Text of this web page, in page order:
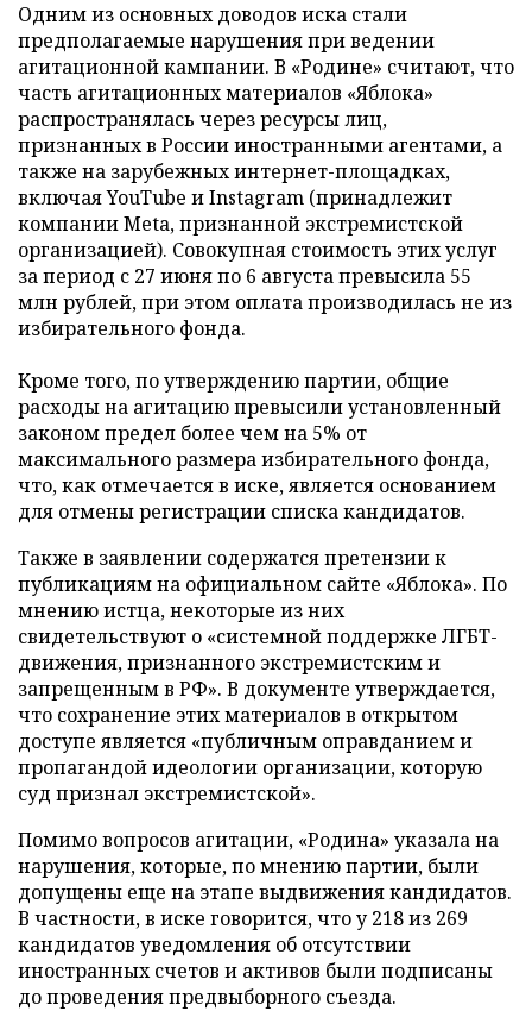
Одним из основных доводов иска стали
предполагаемые нарушения при ведении
агитационной кампании. В «Родине» считают, что
часть агитационных материалов «Яблока»
распространялась через ресурсы лиц,
признанных в России иностранными агентами, а
также на зарубежных интернет-площадках,
включая YouTube и Instagram (принадлежит
компании Meta, признанной экстремистской
организацией). Совокупная стоимость этих услуг
за период с 27 июня по 6 августа превысила 55
млн рублей, при этом оплата производилась не из
избирательного фонда.
Кроме того, по утверждению партии, общие
расходы на агитацию превысили установленный
законом предел более чем на 5% от
максимального размера избирательного фонда,
что, как отмечается в иске, является основанием
для отмены регистрации списка кандидатов.
Также в заявлении содержатся претензии к
публикациям на официальном сайте «Яблока». По
мнению истца, некоторые из них
свидетельствуют о «системной поддержке ЛГБТ-
движения, признанного экстремистским и
запрещенным в РФ». В документе утверждается,
что сохранение этих материалов в открытом
доступе является «публичным оправданием и
пропагандой идеологии организации, которую
суд признал экстремистской».
Помимо вопросов агитации, «Родина» указала на
нарушения, которые, по мнению партии, были
допущены еще на этапе выдвижения кандидатов.
В частности, в иске говорится, что у 218 из 269
кандидатов уведомления об отсутствии
иностранных счетов и активов были подписаны
до проведения предвыборного съезда.